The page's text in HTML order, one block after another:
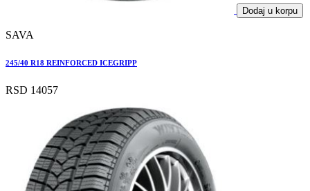
Dodaj u korpu
SAVA
245/40 R18 REINFORCED ICEGRIPP
RSD 14057